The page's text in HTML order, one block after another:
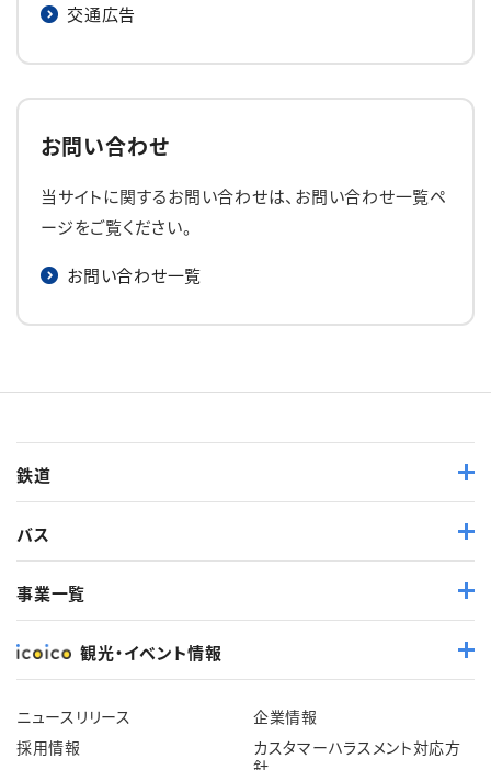
交通広告
お問い合わせ
当サイトに関するお問い合わせは、お問い合わせ一覧ペ
ージをご覧ください。
お問い合わせ一覧
鉄道
バス
事業一覧
観光・イベント情報
ニュースリリース
企業情報
採用情報
カスタマーハラスメント対応方